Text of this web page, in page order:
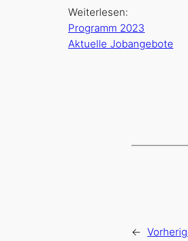
Weiterlesen:
Programm 2023
Aktuelle Jobangebote
←